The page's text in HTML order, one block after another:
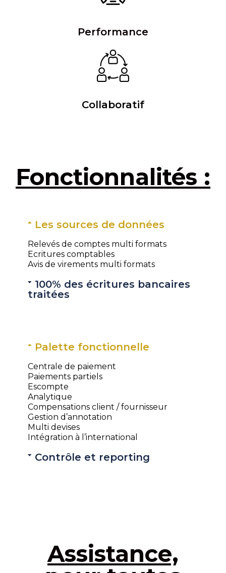
Performance
Collaboratif
Fonctionnalités :
Les sources de données
Relevés de comptes multi formats
Ecritures comptables
Avis de virements multi formats
100% des écritures bancaires
traitées
Palette fonctionnelle
Centrale de paiement
Paiements partiels
Escompte
Analytique
Compensations client / fournisseur
Gestion d’annotation
Multi devises
Intégration à l’international
Contrôle et reporting
Assistance,